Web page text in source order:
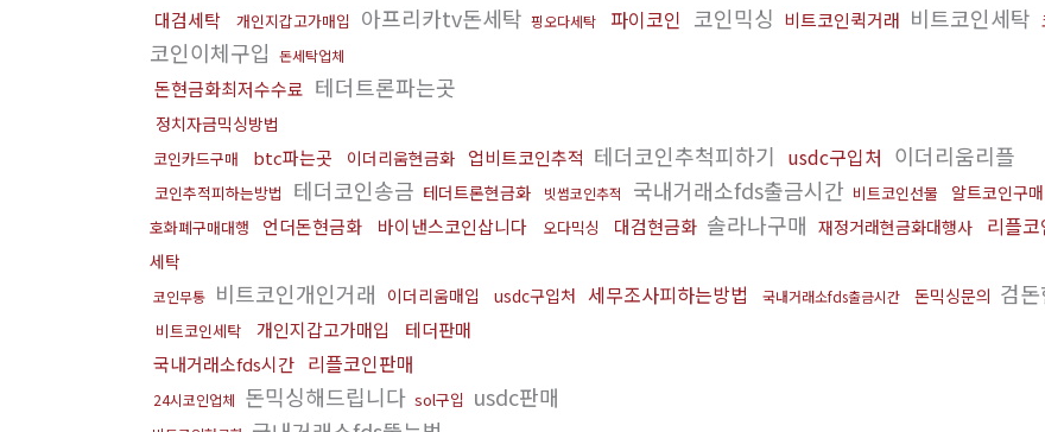
대검세탁
개인지갑고가매입 아프리카tv돈세탁 핑오다세탁 파이코인 코인믹싱 비트코인퀵거래 비트코인세탁
코인이체구입 돈세탁업체
돈현금화최저수수료 테더트론파는곳
정치자금믹싱방법
코인카드구매 btc파는곳 이더리움현금화 업비트코인추적 테더코인추척피하기 usdc구입처 이더리움리플
코인추적피하는방법 테더코인송금 테더트론현금화 빗썸코인추적 국내거래소fds출금시간 비트코인선물 알트코인구매
호화폐구매대행
언더돈현금화 바이낸스코인삽니다 오다믹싱 대검현금화 솔라나구매 재정거래현금화대행사 리플
세탁
코인무통 비트코인개인거래 이더리움매입 usdc구입처 세무조사피하는방법 국내거래소fds출금시간 돈믹싱문의 검
비트코인세탁 개인지갑고가매입
테더판매
국내거래소fds시간 리플코인판매
24시코인업체 돈믹싱해드립니다 sol구입 usdc판매